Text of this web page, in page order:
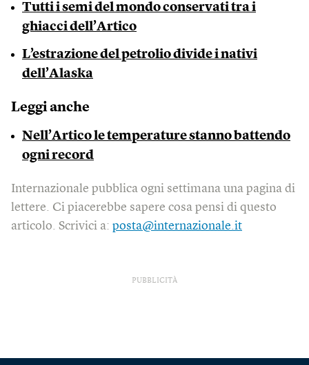
Tutti i semi del mondo conservati tra i
ghiacci dell’Artico
L’estrazione del petrolio divide i nativi
dell’Alaska
Leggi anche
Nell’Artico le temperature stanno battendo
ogni record
Internazionale pubblica ogni settimana una pagina di
lettere. Ci piacerebbe sapere cosa pensi di questo
articolo. Scrivici a: posta@internazionale.it
PUBBLICITÀ